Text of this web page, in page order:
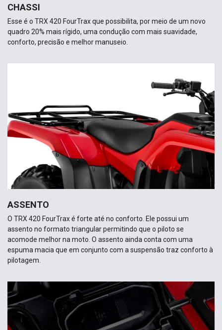
CHASSI
Esse é o TRX 420 FourTrax que possibilita, por meio de um novo
quadro 20% mais rígido, uma condução com mais suavidade,
conforto, precisão e melhor manuseio.
ASSENTO
O TRX 420 FourTrax é forte até no conforto. Ele possui um
assento no formato triangular permitindo que o piloto se
acomode melhor na moto. O assento ainda conta com uma
espuma macia que em conjunto com a suspensão traz conforto à
pilotagem.